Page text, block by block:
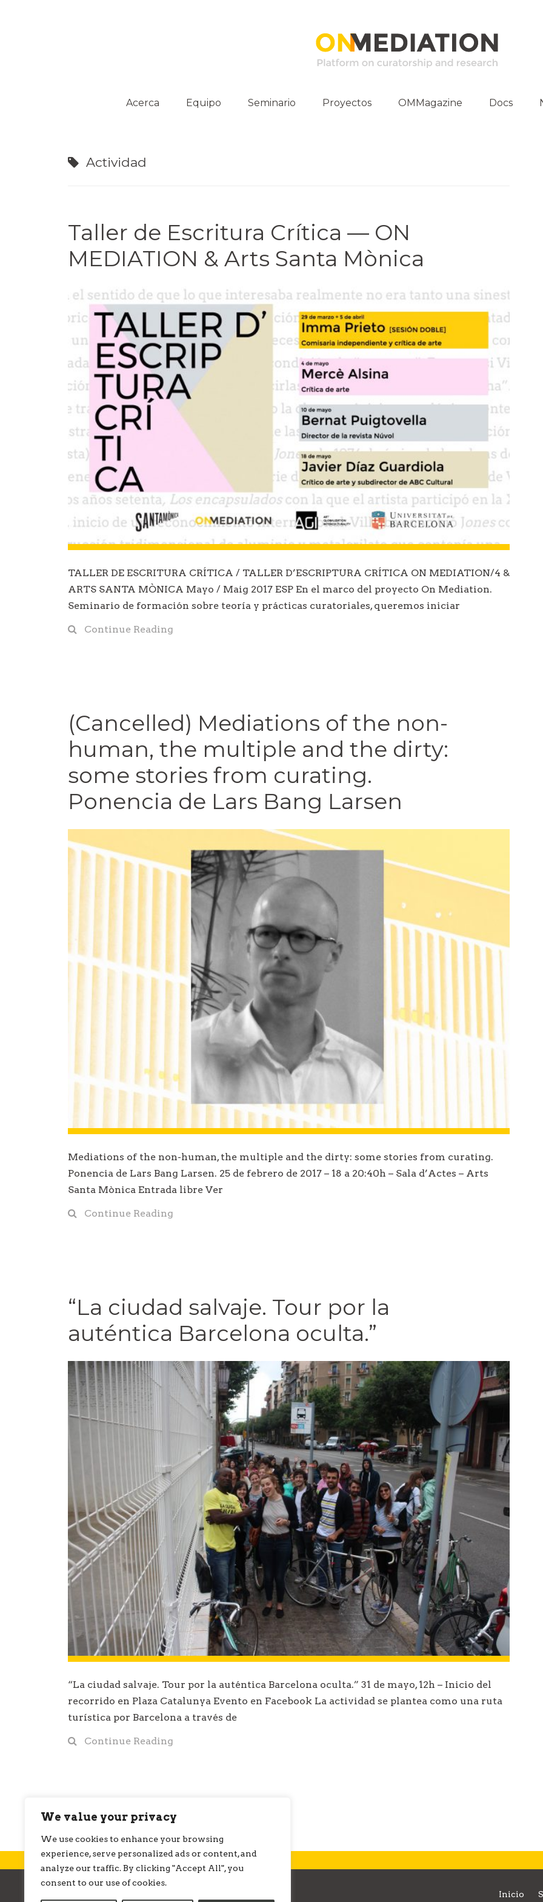
We value your privacy
We use cookies to enhance your browsing
experience, serve personalized ads or content, and
analyze our traffic. By clicking "Accept All", you
consent to our use of cookies.
Acerca Equipo Seminario Proyectos OMMagazine Docs
Actividad
Taller de Escritura Crítica — ON
MEDIATION & Arts Santa Mònica
TALLER DE ESCRITURA CRÍTICA / TALLER D’ESCRIPTURA CRÍTICA ON MEDIATION/4 &
ARTS SANTA MÒNICA Mayo / Maig 2017 ESP En el marco del proyecto On Mediation.
Seminario de formación sobre teoría y prácticas curatoriales, queremos iniciar
Continue Reading
(Cancelled) Mediations of the non-
human, the multiple and the dirty:
some stories from curating.
Ponencia de Lars Bang Larsen
Mediations of the non-human, the multiple and the dirty: some stories from curating.
Ponencia de Lars Bang Larsen. 25 de febrero de 2017 – 18 a 20:40h – Sala d’Actes – Arts
Santa Mònica Entrada libre Ver
Continue Reading
“La ciudad salvaje. Tour por la
auténtica Barcelona oculta.”
“La ciudad salvaje. Tour por la auténtica Barcelona oculta.” 31 de mayo, 12h – Inicio del
recorrido en Plaza Catalunya Evento en Facebook La actividad se plantea como una ruta
turística por Barcelona a través de
Continue Reading
Inicio